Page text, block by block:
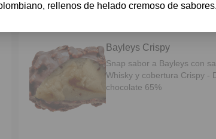
Bayleys Crispy
Snap sabor a Bayleys con
Whisky y cobertura Crispy -
chocolate 65%
rellenos de helado cremoso de sabores.